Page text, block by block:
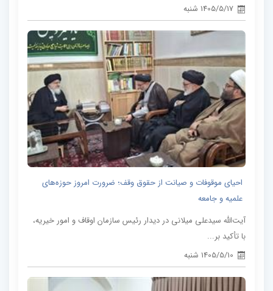
1405/5/17 شنبه
احیای موقوفات و صیانت از حقوق وقف؛ ضرورت امروز حوزه‌های
علمیه و جامعه
آیت‌الله سیدعلی میلانی در دیدار رئیس سازمان اوقاف و امور خیریه،
با تأکید بر...
1405/5/10 شنبه